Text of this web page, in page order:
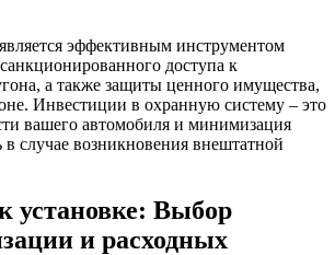
эффективным инструментом
доступа к
а также защиты ценного имущества,
Инвестиции в охранную систему – это
вашего автомобиля и минимизация
случае возникновения внештатной
установке: Выбор
и расходных